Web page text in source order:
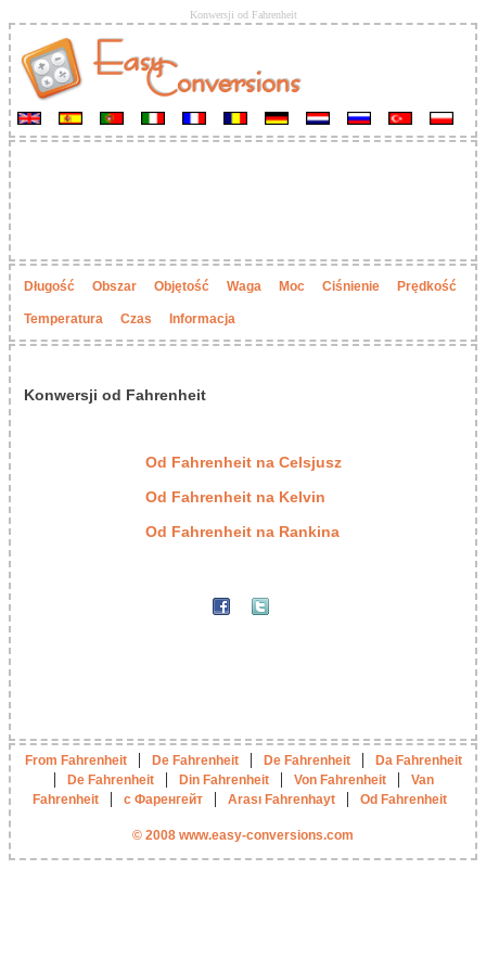
Konwersji od Fahrenheit
Długość Obszar Objętość Waga Moc Ciśnienie Prędkość
Temperatura Czas Informacja
Konwersji od Fahrenheit
Od Fahrenheit na Celsjusz
Od Fahrenheit na Kelvin
Od Fahrenheit na Rankina
From Fahrenheit | De Fahrenheit | De Fahrenheit | Da Fahrenheit
| De Fahrenheit | Din Fahrenheit | Von Fahrenheit |
Van
Fahrenheit
| с Фаренгейт | Arası Fahrenhayt | Od Fahrenheit
© 2008 www.easy-conversions.com